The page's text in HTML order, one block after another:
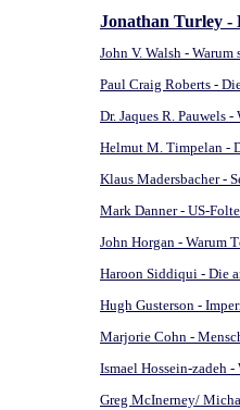
Jonathan Turley -
John V. Walsh -
Paul Craig Roberts -
Dr. Jaques R. Pauwels
Helmut M. Timpelan -
Klaus Madersbacher -
Mark Danner - US-
John Horgan - Warum
Haroon Siddiqui - Die
Hugh Gusterson -
Marjorie Cohn -
Ismael Hossein-zadeh
Greg McInerney/